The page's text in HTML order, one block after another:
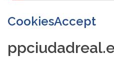
CookiesAccept